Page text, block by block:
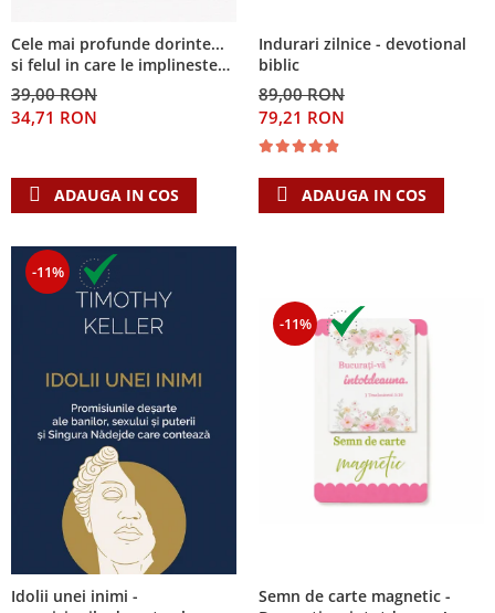
Cele mai profunde dorinte...
si felul in care le implineste
invatatura crestina
39,00 RON
34,71 RON
ADAUGA IN COS
Indurari zilnice - devotional
biblic
89,00 RON
79,21 RON
ADAUGA IN COS
-11%
Idolii unei inimi -
-11%
Semn de carte magnetic -